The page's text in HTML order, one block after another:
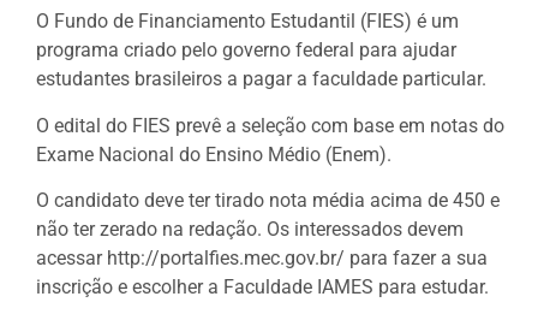
O Fundo de Financiamento Estudantil (FIES) é um
programa criado pelo governo federal para ajudar
estudantes brasileiros a pagar a faculdade particular.
O edital do FIES prevê a seleção com base em notas do
Exame Nacional do Ensino Médio (Enem).
O candidato deve ter tirado nota média acima de 450 e
não ter zerado na redação. Os interessados devem
acessar http://portalfies.mec.gov.br/ para fazer a sua
inscrição e escolher a Faculdade IAMES para estudar.